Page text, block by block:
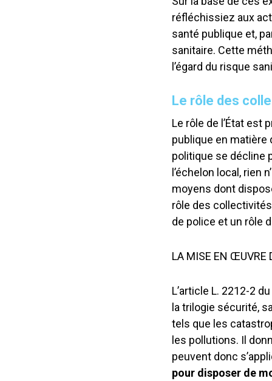
réfléchissiez aux
santé publique et,
sanitaire. Cette
l’égard du risque
Le rôle des
Le rôle de l’État est
publique en matière
politique se décline
l’échelon local, rien
moyens dont
rôle des
de police et un rôle
LA MISE EN ŒUVRE
L’article L. 2212-2
la trilogie sécurité,
tels que les
les pollutions. Il
peuvent donc
pour disposer de